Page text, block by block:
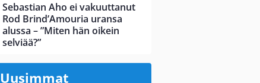
Sebastian Aho ei vakuuttanut
Rod Brind’Amouria uransa
alussa – ”Miten hän oikein
selviää?”
Uusimmat